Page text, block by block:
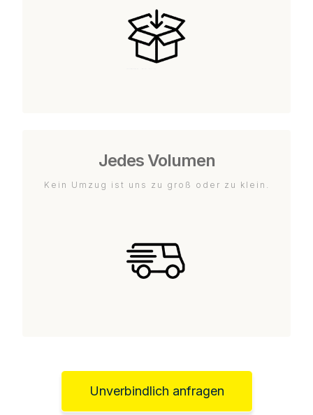
Jedes Volumen
Kein Umzug ist uns zu groß oder zu klein.
Unverbindlich anfragen